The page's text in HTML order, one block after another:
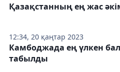
12:34, 20 қаңтар 2023
Қазақстанның ең жас
Камбоджада ең үлкен
табылды